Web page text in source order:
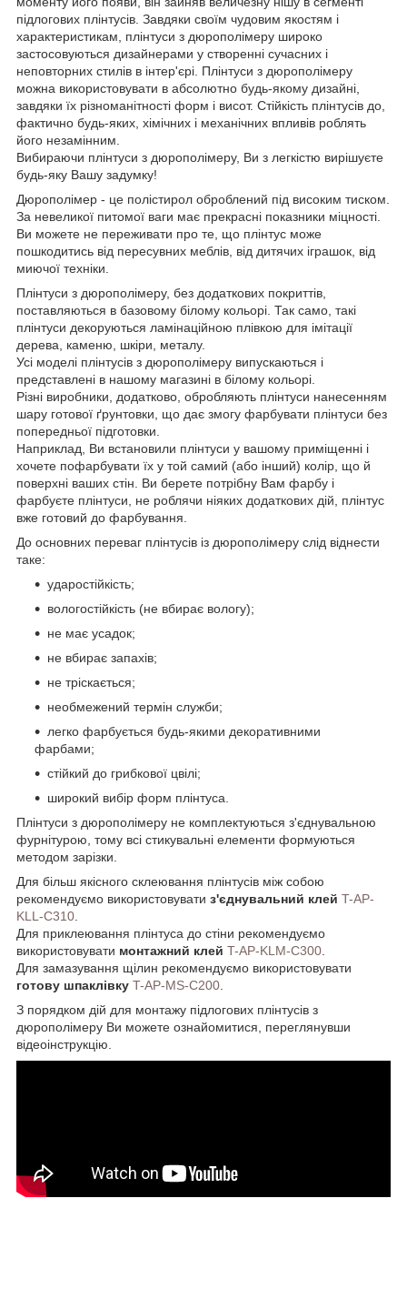
підлогових плінтусів. Завдяки своїм чудовим якостям і
характеристикам, плінтуси з дюрополімеру широко
застосовуються дизайнерами у створенні сучасних і
неповторних стилів в інтер'єрі. Плінтуси з дюрополімеру
можна використовувати в абсолютно будь-якому дизайні,
завдяки їх різноманітності форм і висот. Стійкість плінтусів до,
фактично будь-яких, хімічних і механічних впливів роблять
його незамінним.
Вибираючи плінтуси з дюрополімеру, Ви з легкістю вирішуєте
будь-яку Вашу задумку!
Дюрополімер - це полістирол оброблений під високим тиском.
За невеликої питомої ваги має прекрасні показники міцності.
Ви можете не переживати про те, що плінтус може
пошкодитись від пересувних меблів, від дитячих іграшок, від
миючої техніки.
Плінтуси з дюрополімеру, без додаткових покриттів,
поставляються в базовому білому кольорі. Так само, такі
плінтуси декоруються ламінаційною плівкою для імітації
дерева, каменю, шкіри, металу.
Усі моделі плінтусів з дюрополімеру випускаються і
представлені в нашому магазині в білому кольорі.
Різні виробники, додатково, обробляють плінтуси нанесенням
шару готової ґрунтовки, що дає змогу фарбувати плінтуси без
попередньої підготовки.
Наприклад, Ви встановили плінтуси у вашому приміщенні і
хочете пофарбувати їх у той самий (або інший) колір, що й
поверхні ваших стін. Ви берете потрібну Вам фарбу і
фарбуєте плінтуси, не роблячи ніяких додаткових дій, плінтус
вже готовий до фарбування.
До основних переваг плінтусів із дюрополімеру слід віднести
таке:
ударостійкість;
вологостійкість (не вбирає вологу);
не має усадок;
не вбирає запахів;
не тріскається;
необмежений термін служби;
легко фарбується будь-якими декоративними
фарбами;
стійкий до грибкової цвілі;
широкий вибір форм плінтуса.
Плінтуси з дюрополімеру не комплектуються з'єднувальною
фурнітурою, тому всі стикувальні елементи формуються
методом зарізки.
Для більш якісного склеювання плінтусів між собою
рекомендуємо використовувати з'єднувальний клей T-AP-
KLL-C310.
Для приклеювання плінтуса до стіни рекомендуємо
використовувати монтажний клей T-AP-KLM-C300.
Для замазування щілин рекомендуємо використовувати
готову шпаклівку T-AP-MS-C200.
З порядком дій для монтажу підлогових плінтусів з
дюрополімеру Ви можете ознайомитися, переглянувши
відеоінструкцію.